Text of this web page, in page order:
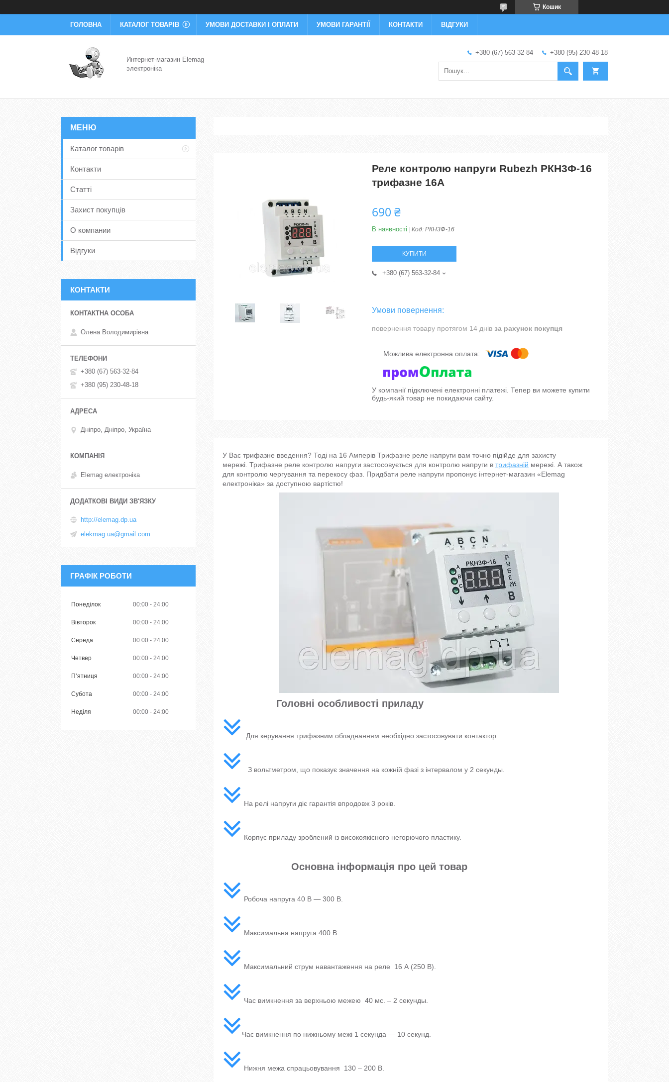
Кошик
ГОЛОВНА КАТАЛОГ ТОВАРІВ УМОВИ ДОСТАВКИ І ОПЛАТИ УМОВИ ГАРАНТІЇ КОНТАКТИ ВІДГУКИ
Интернет-магазин Elemag
электроніка
+380 (67) 563-32-84 +380 (95) 230-48-18
Реле контролю напруги Rubezh РКН3Ф-16
трифазне 16А
690 ₴
В наявності Код: РКН3Ф-16
КУПИТИ
+380 (67) 563-32-84
повернення товару протягом 14 днів за рахунок покупця
У компанії підключені електронні платежі. Тепер ви можете купити
будь-який товар не покидаючи сайту.
У Вас трифазне введення? Тоді на 16 Амперів Трифазне реле напруги вам точно підійде для захисту
мережі. Трифазне реле контролю напруги застосовується для контролю напруги в трифазній мережі. А також
для контролю чергування та перекосу фаз. Придбати реле напруги пропонує інтернет-магазин «Elemag
електроніка» за доступною вартістю!
Головні особливості приладу
Для керування трифазним обладнанням необхідно застосовувати контактор.
З вольтметром, що показує значення на кожній фазі з інтервалом у 2 секунды.
На релі напруги діє гарантія впродовж 3 років.
Корпус приладу зроблений із високоякісного негорючого пластику.
Основна інформація про цей товар
Робоча напруга 40 В — 300 В.
Максимальна напруга 400 В.
Максимальний струм навантаження на реле 16 А (250 В).
Час вимкнення за верхньою межею 40 мс. – 2 секунды.
Час вимкнення по нижньому межі 1 секунда — 10 секунд.
Нижня межа спрацьовування 130 – 200 В.
Каталог товарів
Контакти
Статті
Захист покупців
О компании
Відгуки
КОНТАКТИ
Олена Володимирівна
+380 (67) 563-32-84
+380 (95) 230-48-18
Дніпро, Дніпро, Україна
Elemag електроніка
http://elemag.dp.ua
elekmag.ua@gmail.com
ГРАФІК РОБОТИ
Понеділок 00:00 24:00
Вівторок 00:00 24:00
Середа 00:00 24:00
Четвер 00:00 24:00
Пʼятниця 00:00 24:00
Субота 00:00 24:00
Неділя 00:00 24:00